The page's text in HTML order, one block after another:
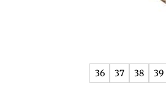
36 37 38 39